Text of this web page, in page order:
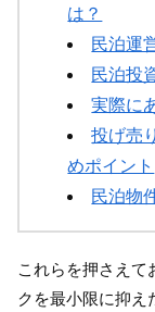
は？
民泊運
民泊投
実際に
投げ売
めポイント
民泊物
これらを押さえて
クを最小限に抑え